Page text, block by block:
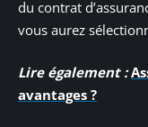
du contrat
vous aurez
Lire également :
avantages ?